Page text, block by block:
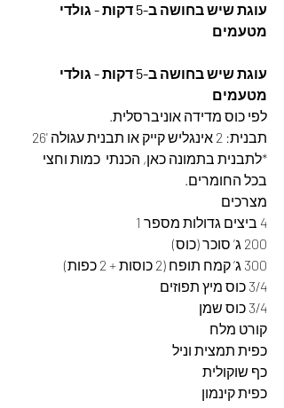
עוגת שיש בחושה ב-5 דקות - גולדי
מטעמים
עוגת שיש בחושה ב-5 דקות - גולדי
מטעמים
לפי כוס מדידה אוניברסלית.
תבנית: 2 אינגליש קייק או תבנית עגולה '26
*לתבנית בתמונה כאן, הכנתי  כמות וחצי
בכל החומרים.
מצרכים
4 ביצים גדולות מספר 1
200 ג’ סוכר (כוס)
300 ג’ קמח תופח (2 כוסות + 2 כפות)
3/4 כוס מיץ תפוזים
3/4 כוס שמן
קורט מלח
כפית תמצית וניל
כף שוקולית
כפית קינמון